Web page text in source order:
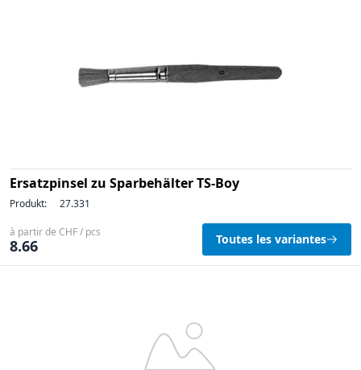
Ersatzpinsel zu Sparbehälter TS-Boy
Produkt: 27.331
à partir de CHF / pcs
8.66 Toutes les variantes